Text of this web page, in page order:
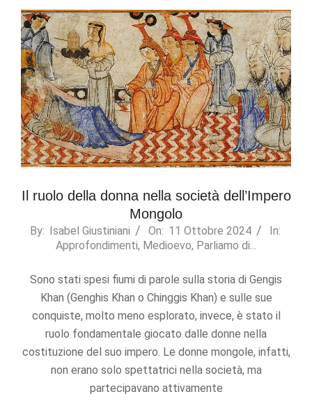
Il ruolo della donna nella società dell’Impero
Mongolo
2024-
By: Isabel Giustiniani On: 11 Ottobre 2024
In:
Approfondimenti, Medioevo, Parliamo di...
Sono stati spesi fiumi di parole sulla storia di Gengis
Khan (Genghis Khan o Chinggis Khan) e sulle sue
conquiste, molto meno esplorato, invece, è stato il
ruolo fondamentale giocato dalle donne nella
costituzione del suo impero. Le donne mongole, infatti,
non erano solo spettatrici nella società, ma
partecipavano attivamente